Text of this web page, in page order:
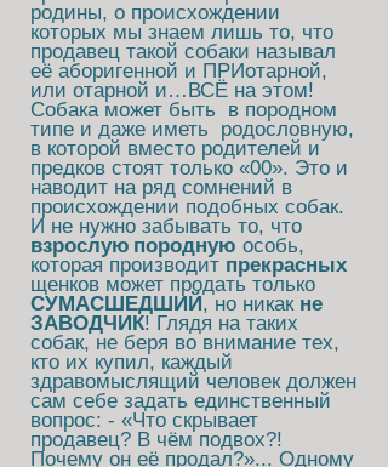
родины, о происхождении
которых мы знаем лишь то, что
продавец такой собаки называл
её аборигенной и ПРИотарной,
или отарной и…ВСЁ на этом!
Собака может быть в породном
типе и даже иметь родословную,
в которой вместо родителей и
предков стоят только «00». Это и
наводит на ряд сомнений в
происхождении подобных собак.
И не нужно забывать то, что
взрослую породную особь,
которая производит прекрасных
щенков может продать только
СУМАСШЕДШИЙ, но никак не
ЗАВОДЧИК! Глядя на таких
собак, не беря во внимание тех,
кто их купил, каждый
здравомыслящий человек должен
сам себе задать единственный
вопрос: - «Что скрывает
продавец? В чём подвох?!
Почему он её продал?»... Одному